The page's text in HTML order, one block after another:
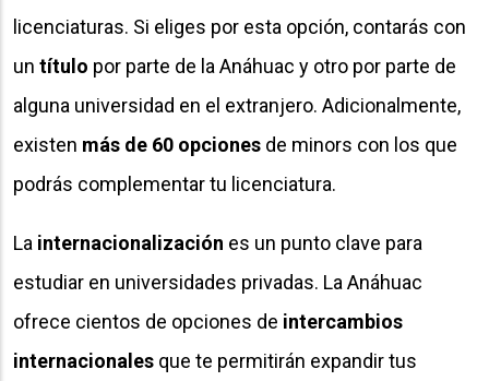
licenciaturas. Si eliges por esta opción, contarás con
un título por parte de la Anáhuac y otro por parte de
alguna universidad en el extranjero. Adicionalmente,
existen más de 60 opciones de minors con los que
podrás complementar tu licenciatura.
La internacionalización es un punto clave para
estudiar en universidades privadas. La Anáhuac
ofrece cientos de opciones de intercambios
internacionales que te permitirán expandir tus